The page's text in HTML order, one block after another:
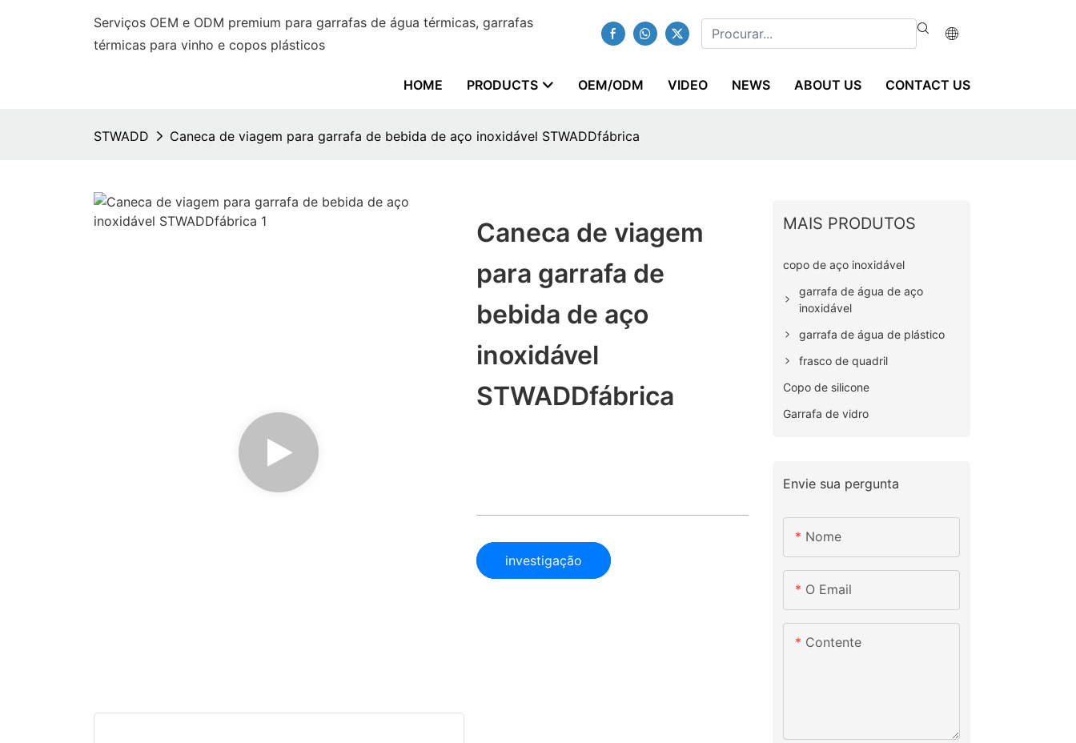
Serviços OEM e ODM premium para garrafas de água térmicas, garrafas
térmicas para vinho e copos plásticos
HOME PRODUCTS OEM/ODM VIDEO NEWS ABOUT US CONTACT US
STWADD Caneca de viagem para garrafa de bebida de aço inoxidável STWADDfábrica
Caneca de viagem
para garrafa de
bebida de aço
inoxidável
STWADDfábrica
investigação
MAIS PRODUTOS
copo de aço inoxidável
garrafa de água de aço
inoxidável
garrafa de água de plástico
frasco de quadril
Copo de silicone
Garrafa de vidro
Envie sua pergunta
Nome
O Email
Contente